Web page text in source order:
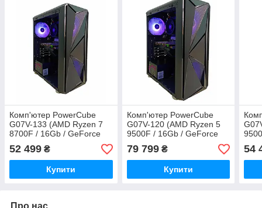
Комп'ютер PowerCube
G07V-133 (AMD Ryzen 7
8700F / 16Gb / GeForce
RTX 3070 8GB / SSD
512Gb / 700W / USB 3.2)
52 499 ₴
Купити
Комп'ютер PowerCube
G07V-120 (AMD Ryzen 5
9500F / 16Gb / GeForce
RTX 5070 12GB / SSD
512Gb / 700W / USB 3.2)
79 799₴
Купити
54